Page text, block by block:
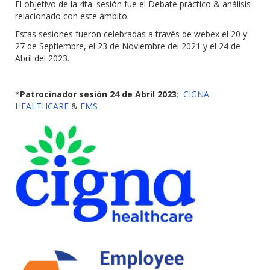
El objetivo de la 4ta. sesión fue el Debate práctico & análisis
relacionado con este ámbito.
Estas sesiones fueron celebradas a través de webex el 20 y
27 de Septiembre, el 23 de Noviembre del 2021 y el 24 de
Abril del 2023.
*Patrocinador sesión 24 de Abril 2023: CIGNA
HEALTHCARE & EMS